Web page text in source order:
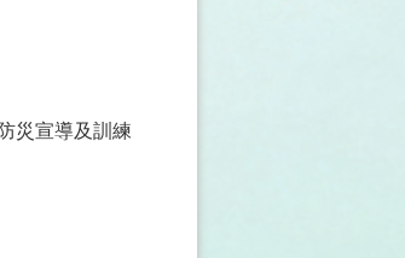
防災宣導及訓練